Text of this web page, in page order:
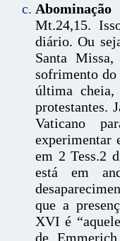
Mt.24,15.
diário. Ou
Santa
sofrimento do
última
protestantes.
Vaticano
experimentar
em 2 Tess.2
está em
que a
XVI é
de